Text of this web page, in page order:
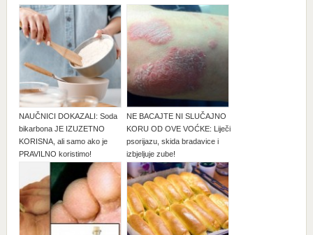
NAUČNICI DOKAZALI: Soda
bikarbona JE IZUZETNO
KORISNA, ali samo ako je
PRAVILNO koristimo!
NE BACAJTE NI SLUČAJNO
KORU OD OVE VOĆKE: Liječi
psorijazu, skida bradavice i
izbjeljuje zube!